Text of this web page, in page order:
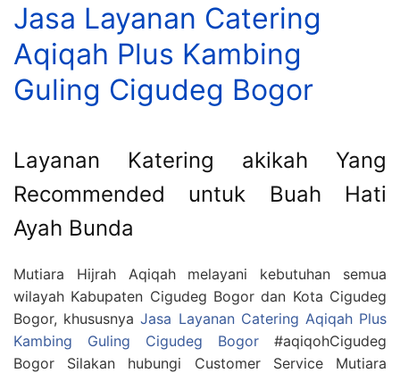
Jasa Layanan Catering
Aqiqah Plus Kambing
Guling Cigudeg Bogor
Layanan Katering akikah Yang
Recommended untuk Buah Hati
Ayah Bunda
Mutiara Hijrah Aqiqah melayani kebutuhan semua
wilayah Kabupaten Cigudeg Bogor dan Kota Cigudeg
Bogor, khususnyaJasa Layanan Catering Aqiqah Plus
Kambing Guling Cigudeg Bogor #aqiqohCigudeg
Bogor Silakan hubungi Customer Service Mutiara